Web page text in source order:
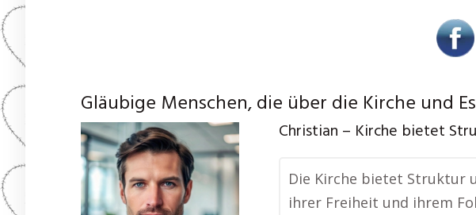
Gläubige Menschen, die über die Kirche und
Christian – Kirche bietet
Die Kirche bietet Struktur
ihrer Freiheit und ihrem